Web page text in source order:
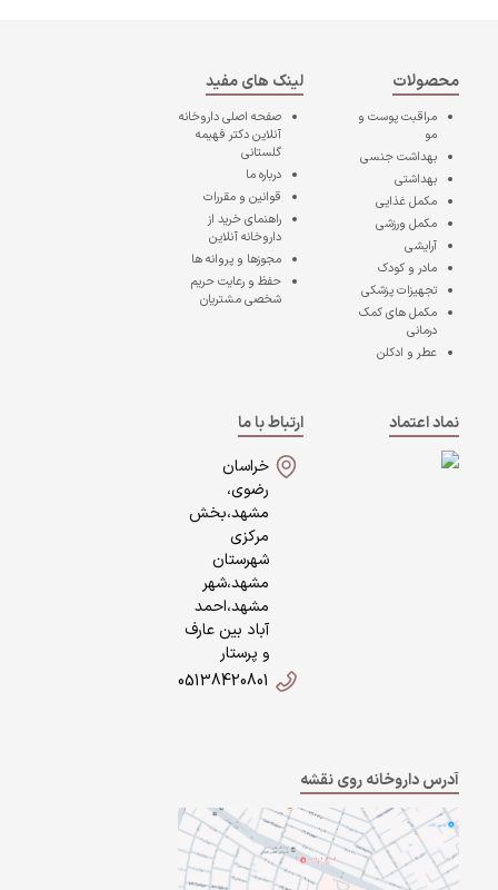
محصولات
مراقبت پوست و
مو
بهداشت جنسی
بهداشتی
مکمل غذایی
مکمل ورزشی
آرایشی
مادر و کودک
تجهیزات پزشکی
مکمل های کمک
درمانی
عطر و ادکلن
لینک های مفید
صفحه اصلیداروخانه
آنلاین دکتر فهیمه
گلستانی
درباره ما
قوانین و مقررات
راهنمای خرید از
داروخانه آنلاین
مجوزها و پروانه ها
حفظ و رعایت حریم
شخصی مشتریان
نماد اعتماد
ارتباط با ما
خراسان
رضوی،
مشهد،بخش
مرکزی
شهرستان
مشهد،شهر
مشهد،احمد
آباد بین عارف
و پرستار
05138420801
آدرس داروخانه روی نقشه